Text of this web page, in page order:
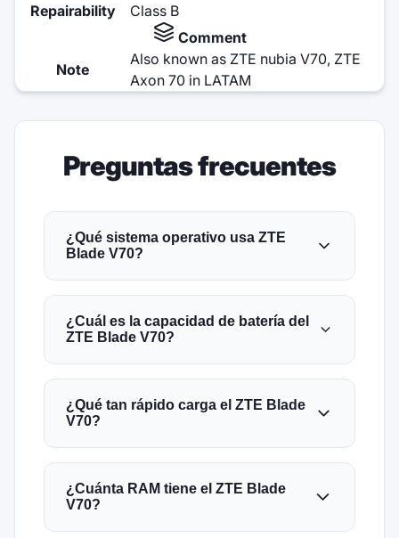
Repairability
Class B
Comment
Note
Also known as ZTE nubia V70, ZTE
Axon 70 in LATAM
Preguntas frecuentes
¿Qué sistema operativo usa ZTE
Blade V70?
¿Cuál es la capacidad de batería del
ZTE Blade V70?
¿Qué tan rápido carga el ZTE Blade
V70?
¿Cuánta RAM tiene el ZTE Blade
V70?